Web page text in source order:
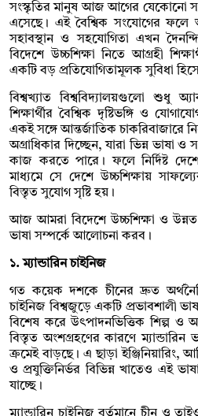
সংস্কৃতির মানুষ আজ আগের যেকোনো
এসেছে। এই বৈশ্বিক সংযোগের ফলে
সহাবস্থান ও সহযোগিতা এখন
বিদেশে উচ্চশিক্ষা নিতে আগ্রহী
একটি বড় প্রতিযোগিতামূলক সুবিধা
বিশ্বখ্যাত বিশ্ববিদ্যালয়গুলো শুধু
শিক্ষার্থীর বৈশ্বিক দৃষ্টিভঙ্গি ও
একই সঙ্গে আন্তর্জাতিক চাকরিবাজারে
অগ্রাধিকার দিচ্ছেন, যারা ভিন্ন ভাষা ও
কাজ করতে পারে। ফলে নির্দিষ্ট
মাধ্যমে সে দেশে উচ্চশিক্ষায়
বিস্তৃত সুযোগ সৃষ্টি হয়।
আজ আমরা বিদেশে উচ্চশিক্ষা ও উন্নত
ভাষা সম্পর্কে আলোচনা করব।
১. ম্যান্ডারিন চাইনিজ
গত কয়েক দশকে চীনের দ্রুত
চাইনিজ বিশ্বজুড়ে একটি প্রভাবশালী
বিশেষ করে উৎপাদনভিত্তিক শিল্প ও
বিস্তৃত অংশগ্রহণের কারণে
ক্রমেই বাড়ছে। এ ছাড়া ইঞ্জিনিয়ারিং,
ও প্রযুক্তিনির্ভর বিভিন্ন খাতেও এই
যাচ্ছে।
ম্যান্ডারিন চাইনিজ বর্তমানে চীন ও